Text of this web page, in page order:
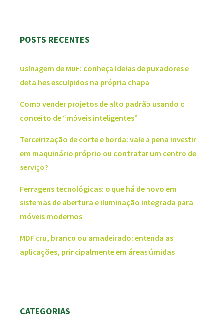
POSTS RECENTES
Usinagem de MDF: conheça ideias de puxadores e
detalhes esculpidos na própria chapa
Como vender projetos de alto padrão usando o
conceito de “móveis inteligentes”
Terceirização de corte e borda: vale a pena investir
em maquinário próprio ou contratar um centro de
serviço?
Ferragens tecnológicas: o que há de novo em
sistemas de abertura e iluminação integrada para
móveis modernos
MDF cru, branco ou amadeirado: entenda as
aplicações, principalmente em áreas úmidas
CATEGORIAS